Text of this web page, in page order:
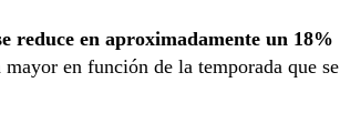
reduce en aproximadamente un 18%
en función de la temporada que se